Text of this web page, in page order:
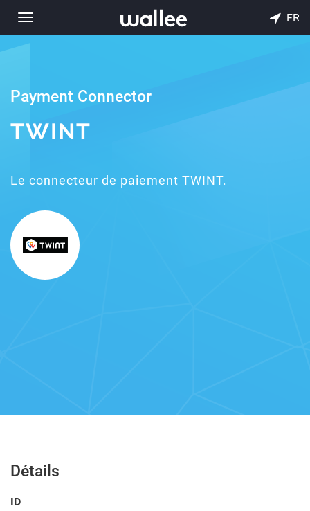
Toggle
navigation
FR
Payment Connector
TWINT
Le connecteur de paiement TWINT.
Détails
ID